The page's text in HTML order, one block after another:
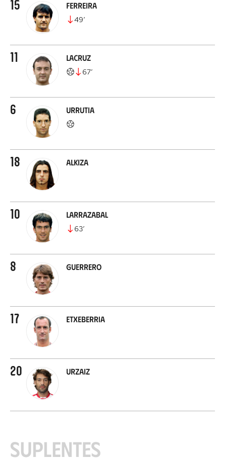
15 Ferreira
49’
11 Lacruz
67’
6 Urrutia
18 Alkiza
10 Larrazabal
63’
8 Guerrero
17 Etxeberria
20 Urzaiz
Suplentes